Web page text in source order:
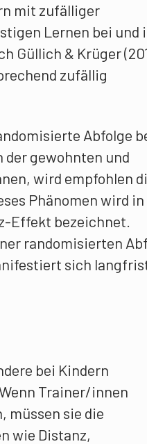
mit zufälliger
Lernen bei und
Güllich & Krüger
zufällig
Abfolge
der gewohnten und
wird empfohlen
Phänomen wird in
Effekt bezeichnet.
randomisierten
sich
bei Kindern
Trainer/innen
müssen sie die
wie Distanz,